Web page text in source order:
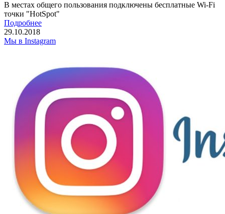
В местах общего пользования подключены бесплатные Wi-Fi
точки "HotSpot"
Подробнее
29.10.2018
Мы в Instagram